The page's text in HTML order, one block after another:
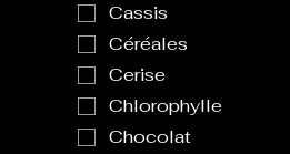
Cassis
Céréales
Cerise
Chlorophylle
Chocolat